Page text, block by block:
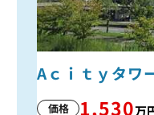
Aｃｉｔｙタワ
価格 1,530万